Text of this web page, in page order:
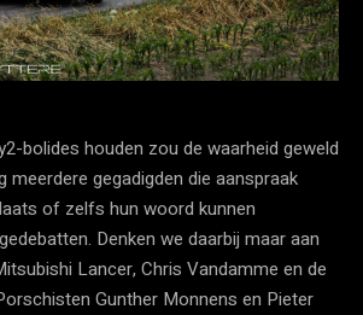
bolides houden zou de waarheid geweld
meerdere gegadigden die aanspraak
of zelfs hun woord kunnen
Denken we daarbij maar aan
Lancer, Chris Vandamme en de
Gunther Monnens en Pieter